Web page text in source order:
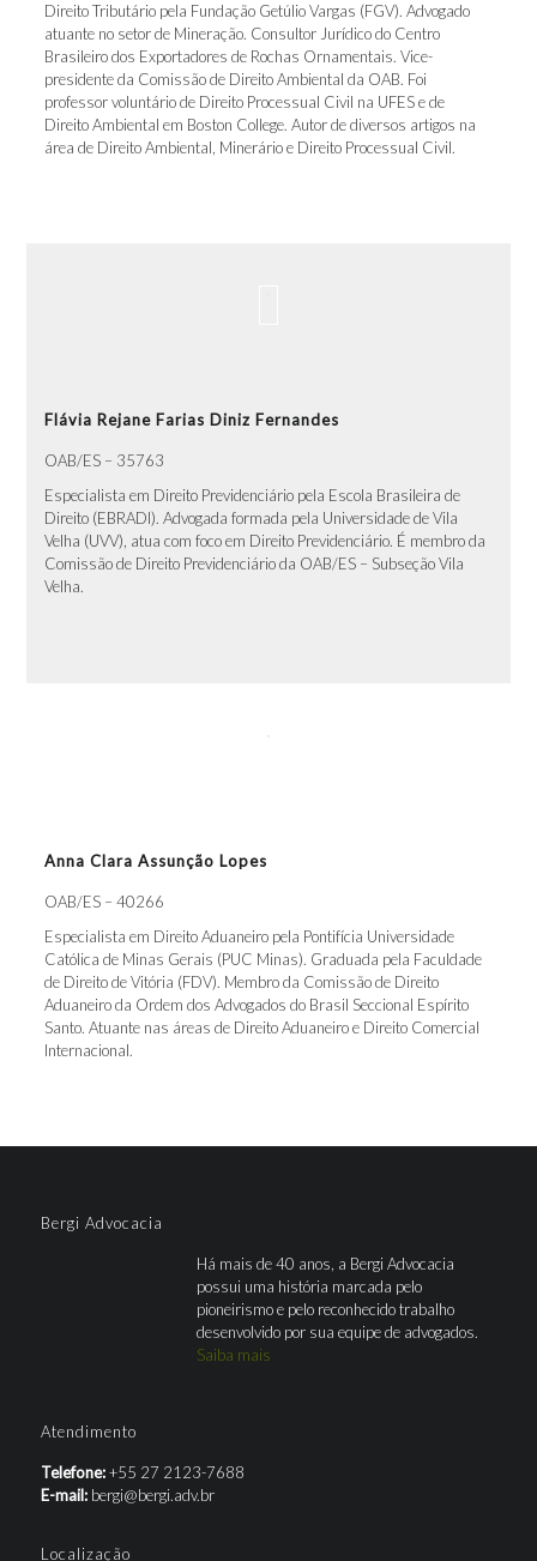
Direito Tributário pela Fundação Getúlio Vargas (FGV). Advogado
atuante no setor de Mineração. Consultor Jurídico do Centro
Brasileiro dos Exportadores de Rochas Ornamentais. Vice-
presidente da Comissão de Direito Ambiental da OAB. Foi
professor voluntário de Direito Processual Civil na UFES e de
Direito Ambiental em Boston College. Autor de diversos artigos na
área de Direito Ambiental, Minerário e Direito Processual Civil.
Flávia Rejane Farias Diniz Fernandes
OAB/ES – 35763
Especialista em Direito Previdenciário pela Escola Brasileira de
Direito (EBRADI). Advogada formada pela Universidade de Vila
Velha (UVV), atua com foco em Direito Previdenciário. É membro da
Comissão de Direito Previdenciário da OAB/ES – Subseção Vila
Velha.
Anna Clara Assunção Lopes
OAB/ES – 40266
Especialista em Direito Aduaneiro pela Pontifícia Universidade
Católica de Minas Gerais (PUC Minas). Graduada pela Faculdade
de Direito de Vitória (FDV). Membro da Comissão de Direito
Aduaneiro da Ordem dos Advogados do Brasil Seccional Espírito
Santo. Atuante nas áreas de Direito Aduaneiro e Direito Comercial
Internacional.
Bergi Advocacia
Há mais de 40 anos, a Bergi Advocacia
possui uma história marcada pelo
pioneirismo e pelo reconhecido trabalho
desenvolvido por sua equipe de advogados.
Saiba mais
Atendimento
Telefone:+55 27 2123-7688
E-mail:bergi@bergi.adv.br
Localização